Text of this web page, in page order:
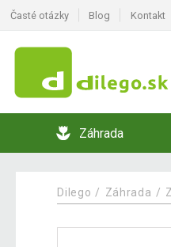
Časté otázky Blog Kontakt
Záhrada
Dilego Záhrada